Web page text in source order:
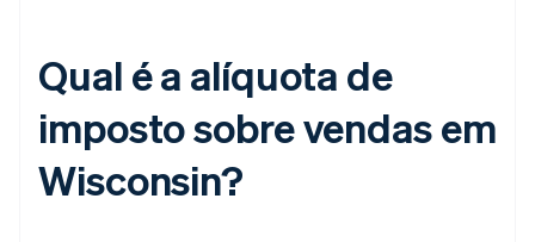
Qual é a alíquota de
imposto sobre vendas em
Wisconsin?